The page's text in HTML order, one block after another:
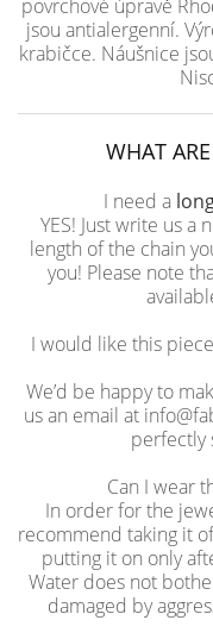
povrchové úpravě
jsou antialergenní.
krabičce. Náušnice
WHAT
I need a
YES! Just write us
length of the chain
you! Please note
I would like this
We’d be happy to
us an email at
perfectly
Can I wear
In order for the
recommend taking it
putting it on only
Water does not
damaged by